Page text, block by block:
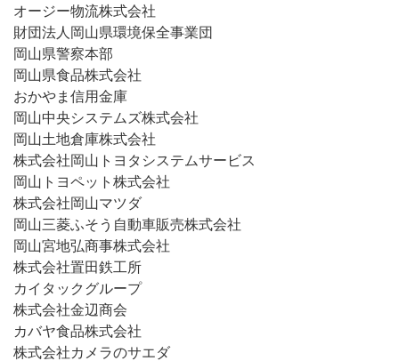
オージー物流株式会社
財団法人岡山県環境保全事業団
岡山県警察本部
岡山県食品株式会社
おかやま信用金庫
岡山中央システムズ株式会社
岡山土地倉庫株式会社
株式会社岡山トヨタシステムサービス
岡山トヨペット株式会社
株式会社岡山マツダ
岡山三菱ふそう自動車販売株式会社
岡山宮地弘商事株式会社
株式会社置田鉄工所
カイタックグループ
株式会社金辺商会
カバヤ食品株式会社
株式会社カメラのサエダ